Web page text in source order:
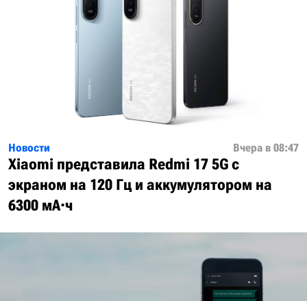
Новости Вчера в 08:47
Xiaomi представила Redmi 17 5G с
экраном на 120 Гц и аккумулятором на
6300 мА·ч